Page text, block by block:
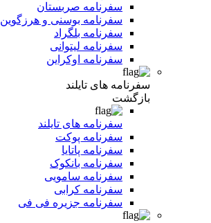
سفرنامه صربستان
سفرنامه بوسنی و هرزگوین
سفرنامه بلگراد
سفرنامه لیتوانی
سفرنامه اوکراین
سفرنامه های تایلند
بازگشت
سفرنامه های تایلند
سفرنامه پوکت
سفرنامه پاتایا
سفرنامه بانکوک
سفرنامه سامویی
سفرنامه کرابی
سفرنامه جزیره فی فی